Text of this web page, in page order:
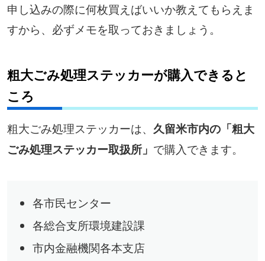
申し込みの際に何枚買えばいいか教えてもらえま
すから、必ずメモを取っておきましょう。
粗大ごみ処理ステッカーが購入できると
ころ
粗大ごみ処理ステッカーは、 久留米市内の「粗大
ごみ処理ステッカー取扱所」 で購入できます。
各市民センター
各総合支所環境建設課
市内金融機関各本支店